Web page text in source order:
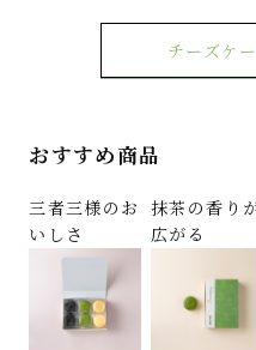
チーズケ
おすすめ商品
三者三様のお
いしさ
抹茶の香り
広がる